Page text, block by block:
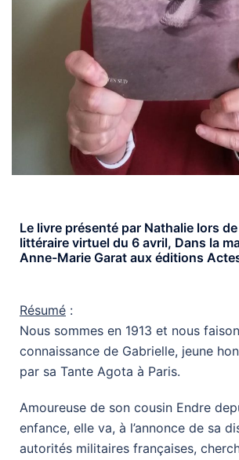
Le livre présenté par Nathalie lors
littéraire virtuel du 6 avril, Dans la
Anne-Marie Garat aux éditions
Résumé :
Nous sommes en 1913 et nous
connaissance de Gabrielle, jeune
par sa Tante Agota à Paris.
Amoureuse de son cousin Endre
enfance, elle va, à l’annonce de sa
autorités militaires françaises,